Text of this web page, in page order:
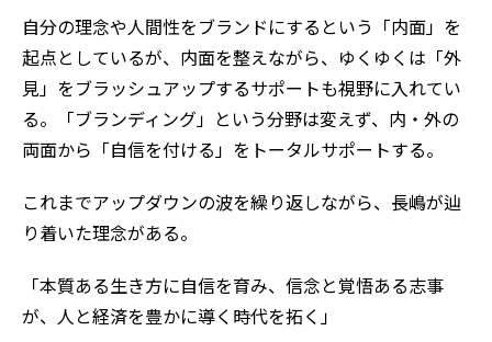
自分の理念や人間性をブランドにするという「内面」を
起点としているが、内面を整えながら、ゆくゆくは「外
見」をブラッシュアップするサポートも視野に入れてい
る。「ブランディング」という分野は変えず、内・外の
両面から「自信を付ける」をトータルサポートする。
これまでアップダウンの波を繰り返しながら、長嶋が辿
り着いた理念がある。
「本質ある生き方に自信を育み、信念と覚悟ある志事
が、人と経済を豊かに導く時代を拓く」